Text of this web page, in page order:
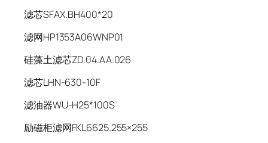
滤芯SFAX.BH400*20
滤网HP1353A06WNP01
硅藻土滤芯ZD.04.AA.026
滤芯LHN-630-10F
滤油器WU-H25*100S
励磁柜滤网FKL6625.255×255